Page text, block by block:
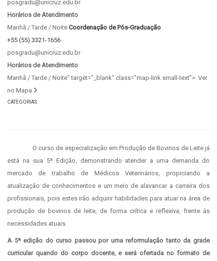
posgradu@unicruz.edu.br
Horários de Atendimento
Manhã / Tarde / Noite Coordenação de Pós-Graduação
+55 (55) 3321-1656
posgradu@unicruz.edu.br
Horários de Atendimento
Manhã / Tarde / Noite" target="_blank" class="map-link small-text"> Ver
no Mapa
CATEGORIAS
O curso de especialização em Produção de Bovinos de Leite já
está na sua 5ª Edição, demonstrando atender a uma demanda do
mercado de trabalho de Médicos Veterinários, propiciando a
atualização de conhecimentos e um meio de alavancar a carreira dos
profissionais, pois estes irão adquirir habilidades para atuar na área de
produção de bovinos de leite, de forma crítica e reflexiva, frente às
necessidades atuais.
A 5ª edição do curso passou por uma reformulação tanto da grade
curricular quando do corpo docente, e será ofertada no formato de